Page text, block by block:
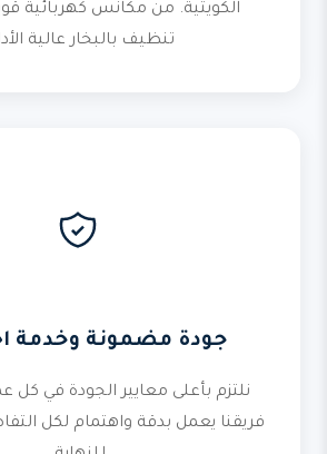
الكويتية. من مكانس كهربائية
تنظيف بالبخار عالية
جودة مضمونة وخدمة
نلتزم بأعلى معايير الجودة في كل
فريقنا يعمل بدقة واهتمام لكل